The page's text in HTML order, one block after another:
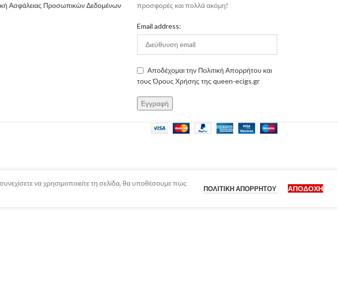
Ασφάλειας Προσωπικών Δεδομένων
προσφορές και πολλά ακόμη!
Email address:
Αποδέχομαι την Πολιτική Απορρήτου και
τους Όρους Χρήσης της queen-ecigs.gr
να χρησιμοποιείτε τη σελίδα, θα υποθέσουμε πως
ΠΟΛΙΤΙΚΉ ΑΠΟΡΡΉΤΟΥ ΑΠΟΔΟΧΉ